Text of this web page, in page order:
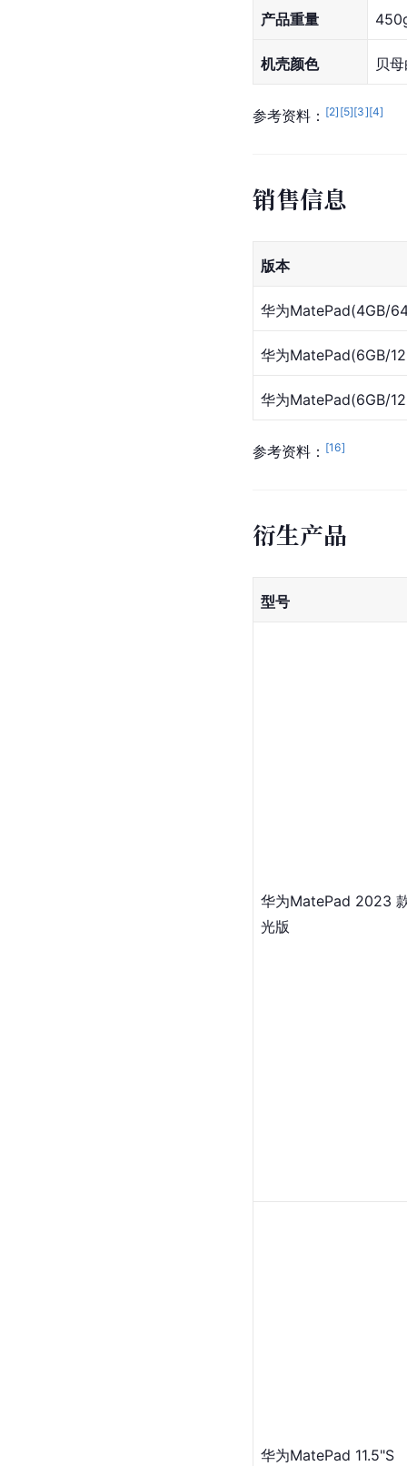
产品重量
机壳颜色 贝
参考资料： [2] [5][3][4]
销售信息
版本
华为MatePad(4GB/
华为MatePad(6GB/
华为MatePad(6GB/
参考资料： [16]
衍生产品
型号
华为MatePad 2023 款‏‏
光版
华为MatePad 11.5"S